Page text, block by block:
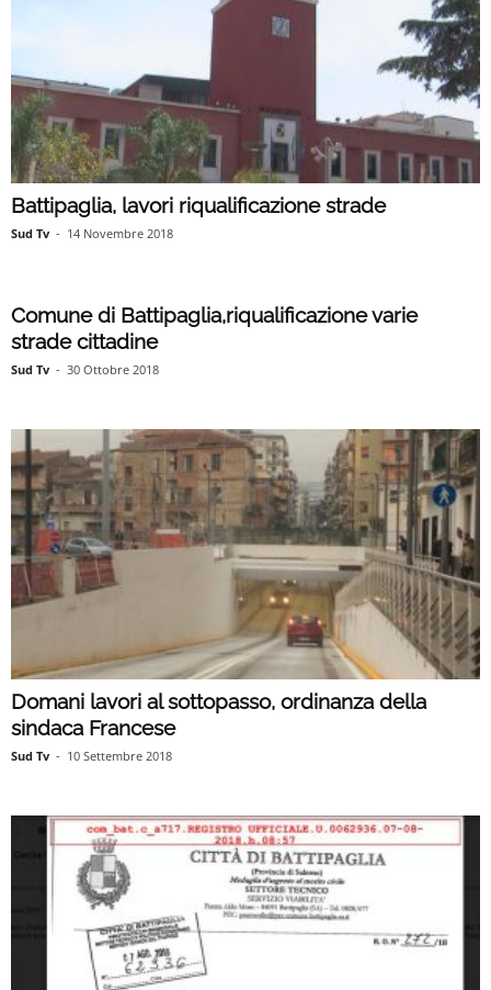
Battipaglia, lavori riqualificazione strade
Sud Tv - 14 Novembre 2018
Comune di Battipaglia,riqualificazione varie
strade cittadine
Sud Tv - 30 Ottobre 2018
Domani lavori al sottopasso, ordinanza della
sindaca Francese
Sud Tv - 10 Settembre 2018